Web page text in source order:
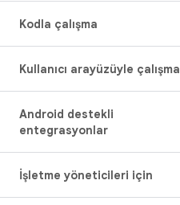
Kodla çalışma
Kullanıcı arayüzüyle çalışma
Android destekli
entegrasyonlar
İşletme yöneticileri için